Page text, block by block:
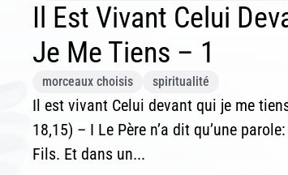
Il Est Vivant Celui
Je Me Tiens – 1
morceaux choisis spiritualité
Il est vivant Celui devant qui je me
18,15) – I Le Père n’a dit qu’une
Fils. Et dans un...